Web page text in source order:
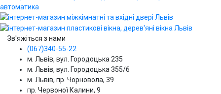
Зв'яжіться з нами
(067)340-55-22
м. Львів, вул. Городоцька 235
м. Львів, вул. Городоцька 355/6
м. Львів, пр. Чорновола, 39
пр. Червоної Калини, 9